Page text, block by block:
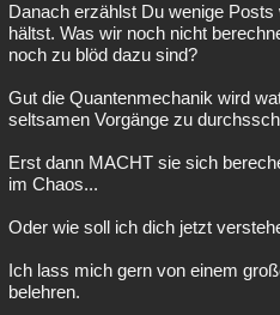
Danach erzählst Du wenige
hältst. Was wir noch nicht
noch zu blöd dazu sind?
Gut die Quantenmechanik wird
seltsamen Vorgänge zu
Erst dann MACHT sie sich
im Chaos...
Oder wie soll ich dich jetzt
Ich lass mich gern von einem
belehren.